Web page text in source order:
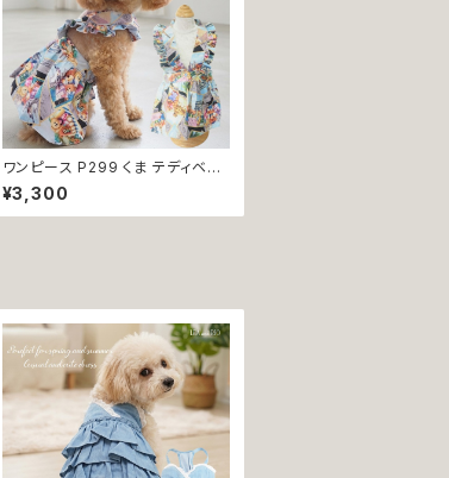
ワンピース P299 くま テディベア
スカート ハンドメイド フリル 犬 犬
服 猫 猫服 洋服 ペット dog ドッグ
ウェア おしゃれ かわいい 返品交
¥3,300